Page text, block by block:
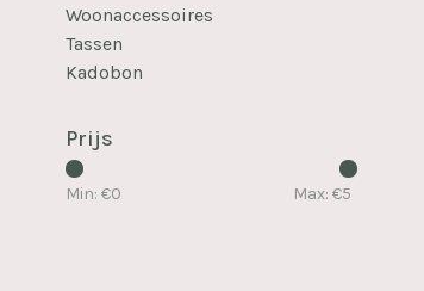
Woonaccessoires
Tassen
Kadobon
Prijs
Min: €0 Max: €5